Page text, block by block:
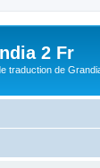
2 Fr
traduction de